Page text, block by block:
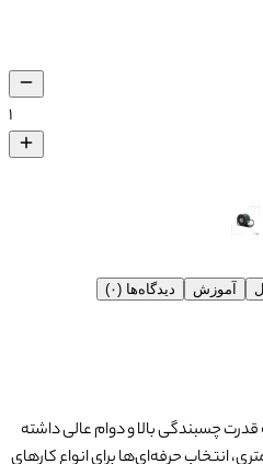
۱
آموزش
دیدگاه‌ها (۰)
چسبندگی بالا و دوام عالی داشته